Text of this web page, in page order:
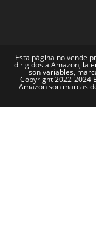
Esta página no vende
dirigidos a Amazon, la
son variables,
Copyright 2022-2024
Amazon son marcas